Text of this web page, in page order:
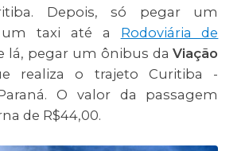
Depois, só pegar um
taxi até a Rodoviária de
lá, pegar um ônibus daViação
realiza o trajeto Curitiba -
O valor da passagem
de R$44,00.